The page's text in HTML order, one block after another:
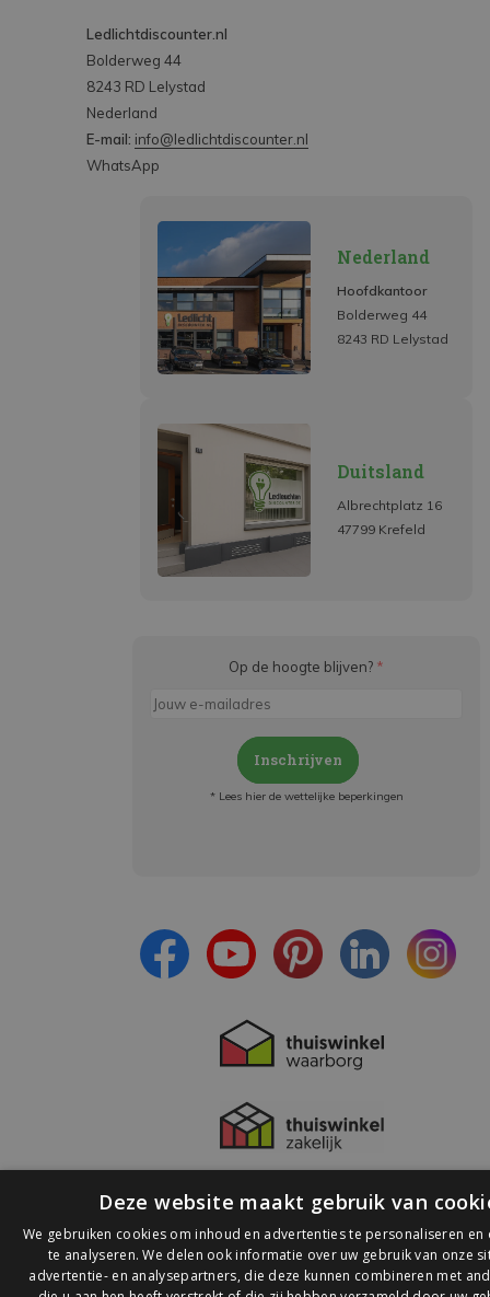
Ledlichtdiscounter.nl
Bolderweg 44
8243 RD Lelystad
Nederland
E-mail: info@ledlichtdiscounter.nl
WhatsApp
Nederland
Hoofdkantoor
Bolderweg 44
8243 RD Lelystad
Duitsland
Albrechtplatz 16
47799 Krefeld
Op de hoogte blijven? *
Inschrijven
* Lees hier de wettelijke beperkingen
Deze website maakt gebruik van
We gebruiken cookies om inhoud en advertenties te personaliseren en
te analyseren. We delen ook informatie over uw gebruik van onze
advertentie- en analysepartners, die deze kunnen combineren met